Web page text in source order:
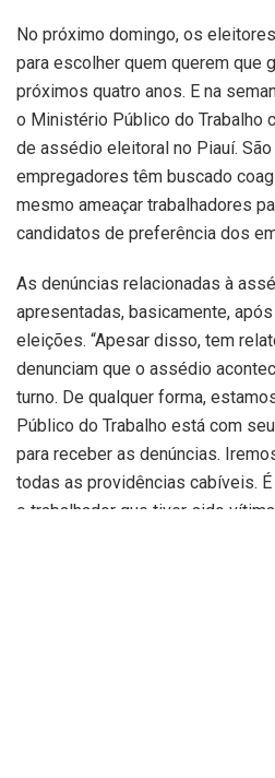
No próximo domingo, os
para escolher quem querem que
próximos quatro anos. E na
o Ministério Público do Trabalho
de assédio eleitoral no Piauí.
empregadores têm buscado
mesmo ameaçar trabalhadores
candidatos de preferência dos
As denúncias relacionadas à
apresentadas, basicamente,
eleições. “Apesar disso, tem
denunciam que o assédio
turno. De qualquer forma,
Público do Trabalho está com
para receber as denúncias.
todas as providências cabíveis.
o trabalhador que tiver sido